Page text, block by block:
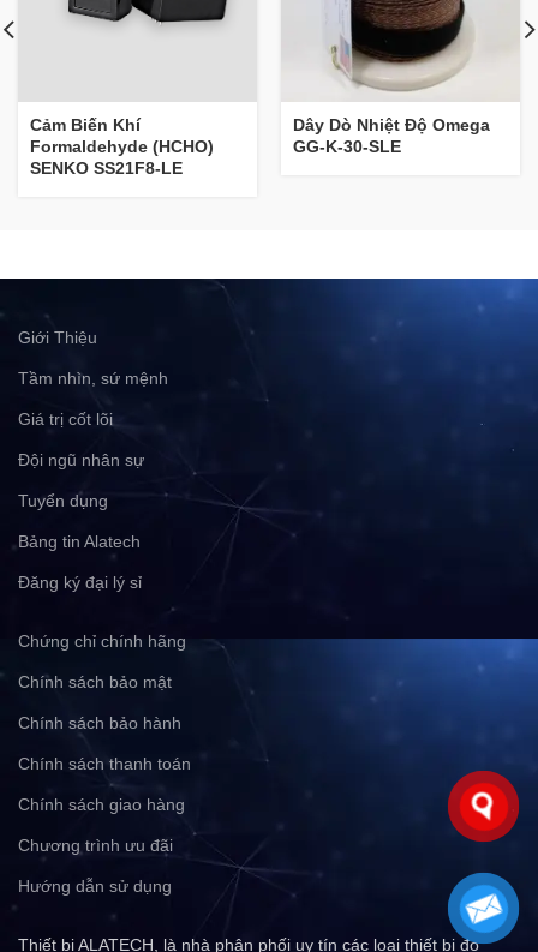
Cảm Biến Khí
Formaldehyde (HCHO)
SENKO SS21F8-LE
Dây Dò Nhiệt Độ Omega
GG-K-30-SLE
Giới Thiệu
Tầm nhìn, sứ mệnh
Giá trị cốt lõi
Đội ngũ nhân sự
Tuyển dụng
Bảng tin Alatech
Đăng ký đại lý sỉ
Chứng chỉ chính hãng
Chính sách bảo mật
Chính sách bảo hành
Chính sách thanh toán
Chính sách giao hàng
Chương trình ưu đãi
Hướng dẫn sử dụng
Thiết bị ALATECH, là nhà phân phối uy tín các loại thiết bị đo